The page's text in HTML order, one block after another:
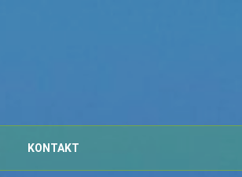
KONTAKT